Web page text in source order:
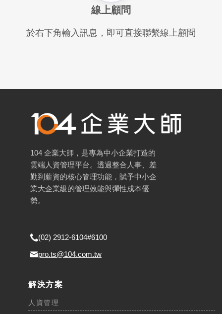
線上顧問
於右下角輸入訊息，即可直接聯繫線上顧問
104 企業大師，是專為中小企業打造的
雲端人資管理平台。透過整合人事、差
勤到薪資的核心管理功能，賦予中小企
業大企業級的管理效能與彈性成本優
勢。
(02) 2912-6104#6100
pro.ts@104.com.tw
解決方案
人資管理